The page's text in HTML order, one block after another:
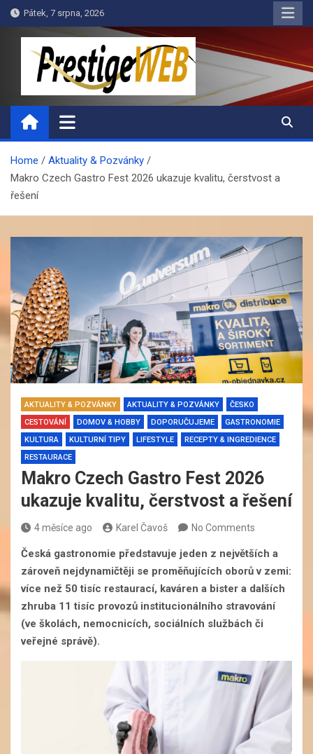
Skip
to
Pátek, 7 srpna, 2026
PrestigeWEB
Home
Aktuality & Pozvánky
Makro Czech Gastro Fest 2026 ukazuje kvalitu, čerstvost a
řešení
AKTUALITY & POZVÁNKY AKTUALITY & POZVÁNKY
ČESKO
CESTOVÁNÍ
DOMOV & HOBBY DOPORUČUJEME
GASTRONOMIE
KULTURA
KULTURNÍ TIPY LIFESTYLE
RECEPTY & INGREDIENCE
RESTAURACE
Makro Czech Gastro Fest 2026
ukazuje kvalitu, čerstvost a řešení
4 měsíce ago Karel Čavoš No Comments
Česká gastronomie představuje jeden z největších a
zároveň nejdynamičtěji se proměňujících oborů v zemi:
více než 50 tisíc restaurací, kaváren a bister a dalších
zhruba 11 tisíc provozů institucionálního stravování
(ve školách, nemocnicích, sociálních službách či
veřejné správě).